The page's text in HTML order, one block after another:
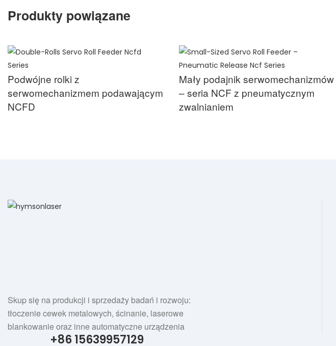
Produkty powiązane
Podwójne rolki z
serwomechanizmem podawającym
NCFD
Mały podajnik serwomechanizmów
– seria NCF z pneumatycznym
zwalnianiem
Skup się na produkcji i sprzedaży badań i rozwoju:
tłoczenie cewek metalowych, ścinanie, laserowe
blankowanie oraz inne automatyczne urządzenia
+86 15639957129